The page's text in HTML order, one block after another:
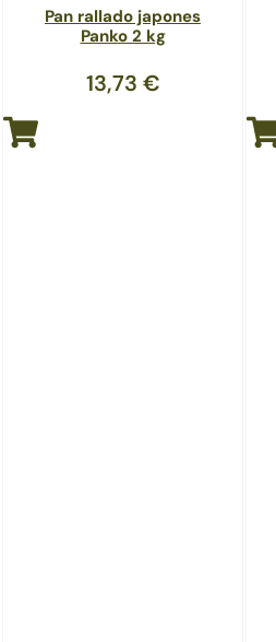
Pan rallado japones
Panko 2 kg
13,73 €